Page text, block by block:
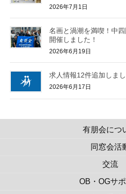
2026年7月1日
名画と渦潮を満喫！中
開催しました！
2026年6月19日
求人情報12件追加しま
2026年6月17日
有朋会につ
同窓会活
交流
OB・OGサ